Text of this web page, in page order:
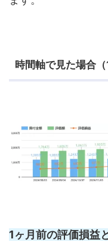
時間軸で見た場合（
1ヶ月前の評価損益